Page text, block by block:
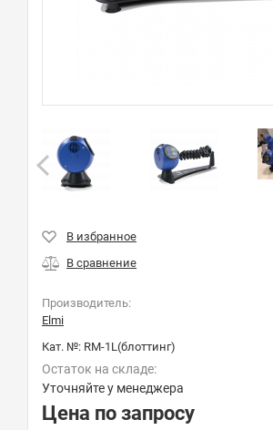
Производитель:
Elmi
Кат. №: RM-1L(блоттинг)
Остаток на складе:
Уточняйте у менеджера
Цена по запросу